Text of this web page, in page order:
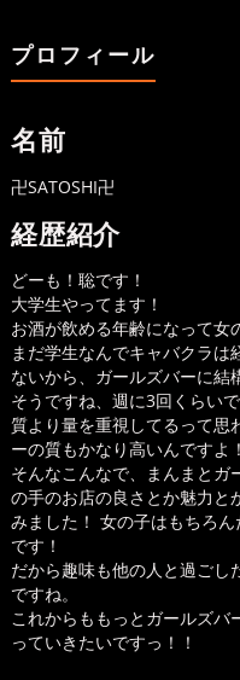
プロフィール
名前
卍SATOSHI卍
経歴紹介
どーも！聡です！
大学生やってます！
お酒が飲める年齢になって女
まだ学生なんでキャバクラ
ないから、ガールズバーに結
そうですね、週に3回くらいで
質より量を重視してるって思
ーの質もかなり高いんですよ！
そんなこんなで、まんまとガ
の手のお店の良さとか魅力と
みました！ 女の子はもちろ
です！
だから趣味も他の人と過ごし
ですね。
これからももっとガールズバ
っていきたいですっ！！